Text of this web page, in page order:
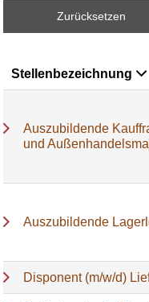
Zurücksetzen
Stellenbezeichnung
Auszubildende
und
Auszubildende
Disponent (m/w/d)